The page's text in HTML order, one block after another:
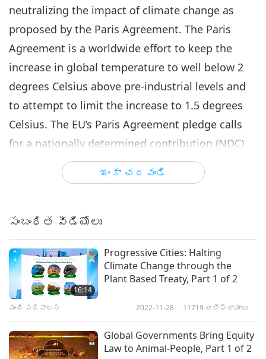
ఇంకా చదవండి
neutralizing the impact of climate change as
proposed by the Paris Agreement. The Paris
Agreement is a worldwide effort to keep the
increase in global temperature to well below 2
degrees Celsius above pre-industrial levels and
to attempt to limit the increase to 1.5 degrees
Celsius. The EU’s Paris Agreement pledge calls
for a nationally determined contribution (NDC)
to reducing at least 40% of greenhouse gas
emissions by 2030 to address the climate crisis.
climate neutrality and zero greenhouse gas
emissions by 2050 through its European Climate
Law plan. Individually, European Union countries
also have national laws to mitigate the impact of
climate change. For instance, the Danish Climate
Act passed in December 2019 sets a legally
binding target for reducing Denmark's emissions
by 70 percent before 2030 compared to 1990
సంబంధిత వీడియోలు
16:14
Progressive Cities: Halting
Climate Change through the
Plant Based Treaty, Part 1 of 2
మంచి పరిపాలన 2022-11-28 11719 అభిప్రాయాలు
Global Governments Bring Equity
Law to Animal-People, Part 1 of 2